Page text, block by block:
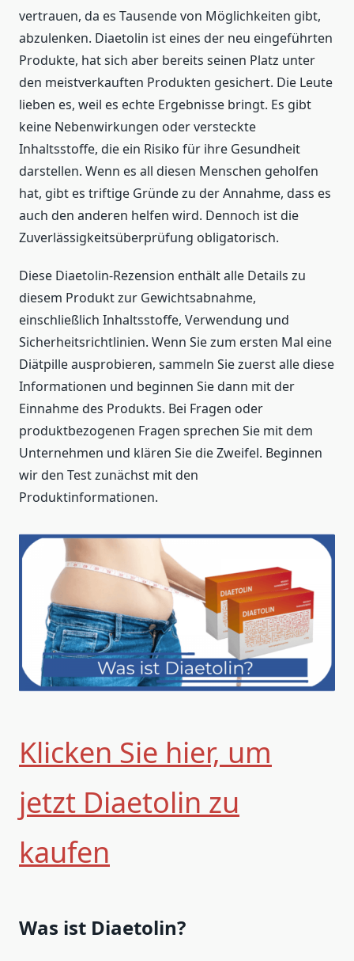
vertrauen, da es Tausende von Möglichkeiten gibt,
abzulenken. Diaetolin ist eines der neu eingeführten
Produkte, hat sich aber bereits seinen Platz unter
den meistverkauften Produkten gesichert. Die Leute
lieben es, weil es echte Ergebnisse bringt. Es gibt
keine Nebenwirkungen oder versteckte
Inhaltsstoffe, die ein Risiko für ihre Gesundheit
darstellen. Wenn es all diesen Menschen geholfen
hat, gibt es triftige Gründe zu der Annahme, dass es
auch den anderen helfen wird. Dennoch ist die
Zuverlässigkeitsüberprüfung obligatorisch.
Diese Diaetolin-Rezension enthält alle Details zu
diesem Produkt zur Gewichtsabnahme,
einschließlich Inhaltsstoffe, Verwendung und
Sicherheitsrichtlinien. Wenn Sie zum ersten Mal eine
Diätpille ausprobieren, sammeln Sie zuerst alle diese
Informationen und beginnen Sie dann mit der
Einnahme des Produkts. Bei Fragen oder
produktbezogenen Fragen sprechen Sie mit dem
Unternehmen und klären Sie die Zweifel. Beginnen
wir den Test zunächst mit den
Produktinformationen.
Klicken Sie hier, um
jetzt Diaetolin zu
kaufen
Was ist Diaetolin?